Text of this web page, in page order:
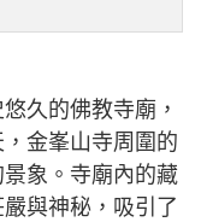
久的佛教寺廟，
金峯山寺周圍的
象。寺廟內的藏
與神秘，吸引了